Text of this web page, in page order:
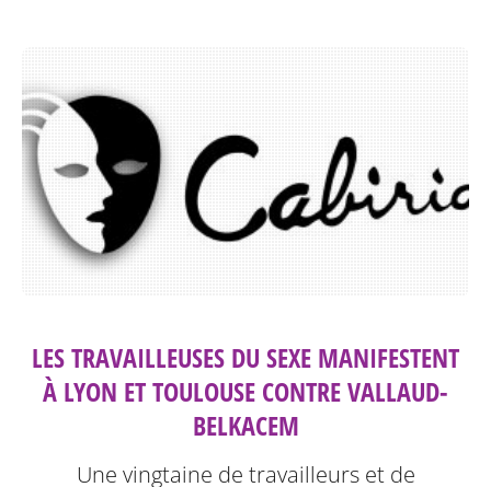
LES TRAVAILLEUSES DU SEXE MANIFESTENT
À LYON ET TOULOUSE CONTRE VALLAUD-
BELKACEM
Une vingtaine de travailleurs et de